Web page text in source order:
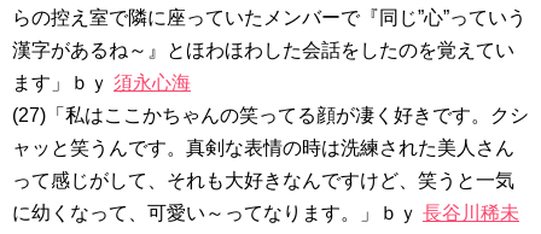
らの控え室で隣に座っていたメンバーで『同じ”心”っていう
漢字があるね～』とほわほわした会話をしたのを覚えてい
ます」ｂｙ 須永心海
(27)「私はここかちゃんの笑ってる顔が凄く好きです。クシ
ャッと笑うんです。真剣な表情の時は洗練された美人さん
って感じがして、それも大好きなんですけど、笑うと一気
に幼くなって、可愛い～ってなります。」ｂｙ 長谷川稀未